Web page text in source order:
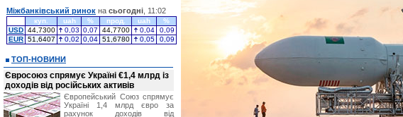
Міжбанківський ринок на сьогодні , 11:02
куп. uah % прод. uah
%
USD 44,7300 0,03 0,07 44,7700 0,04
0,09
EUR 51,6407 0,02 0,04 51,6780 0,05 0,09
ТОП-НОВИНИ
Євросоюз спрямує Україні €1,4 млрд із
доходів від російських активів
Європейський Союз спрямує
Україні 1,4 млрд євро за
рахунок доходів від